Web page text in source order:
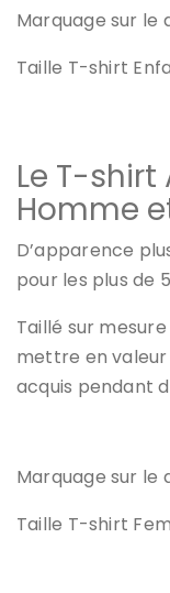
Marquage sur le
Taille T-shirt
Le T-shirt
Homme
D’apparence
pour les plus de
Taillé sur
mettre en
acquis pendant
Marquage sur le
Taille T-shirt